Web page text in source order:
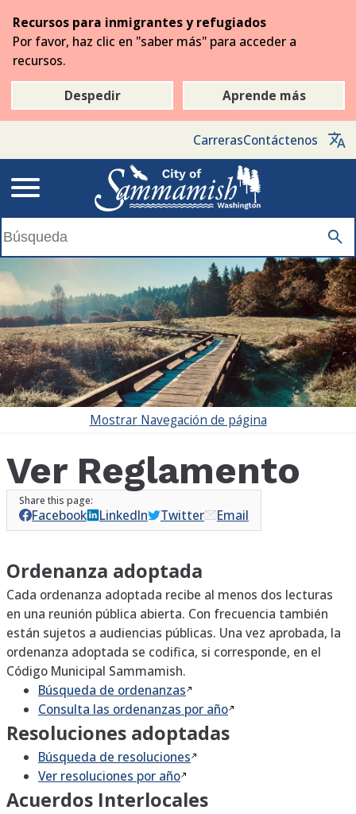
contenido
principal
Recursos para inmigrantes y refugiados
Por favor, haz clic en "saber más" para acceder a
recursos.
Despedir
Aprende más
CarrerasContáctenos
MostrarNavegación de página
Ver Reglamento
Facebook LinkedIn Twitter Email
Ordenanza adoptada
Cada ordenanza adoptada recibe al menos dos lecturas
en una reunión pública abierta. Con frecuencia también
están sujetos a audiencias públicas. Una vez aprobada, la
ordenanza adoptada se codifica, si corresponde, en el
Código Municipal Sammamish.
Búsqueda de ordenanzas
Consulta las ordenanzas por año
Resoluciones adoptadas
Búsqueda de resoluciones
Ver resoluciones por año
Acuerdos Interlocales